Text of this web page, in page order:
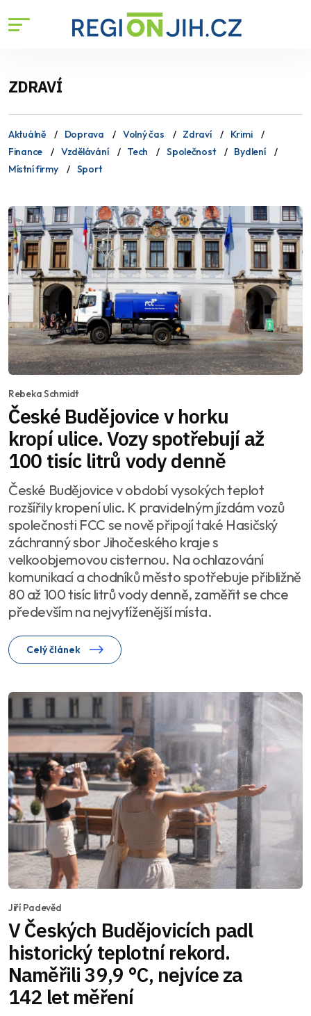
ZDRAVÍ
Aktuálně Doprava Volný čas Zdraví
Krimi
Finance
Vzdělávání Tech Společnost
Bydlení
Místní firmy
Sport
Rebeka Schmidt
České Budějovice v horku
kropí ulice. Vozy spotřebují až
100 tisíc litrů vody denně
České Budějovice v období vysokých teplot
rozšířily kropení ulic. K pravidelným jízdám vozů
společnosti FCC se nově připojí také Hasičský
záchranný sbor Jihočeského kraje s
velkoobjemovou cisternou. Na ochlazování
komunikací a chodníků město spotřebuje přibližně
80 až 100 tisíc litrů vody denně, zaměřit se chce
především na nejvytíženější místa.
Celý článek
Jiří Padevěd
V Českých Budějovicích padl
historický teplotní rekord.
Naměřili 39,9 °C, nejvíce za
142 let měření